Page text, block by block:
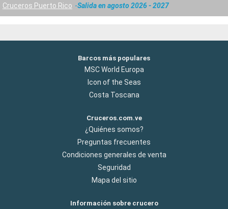
Cruceros Puerto Rico
Salida en agosto 2026 - 2027
Barcos más populares
MSC World Europa
Icon of the Seas
Costa Toscana
Cruceros.com.ve
¿Quiénes somos?
Preguntas frecuentes
Condiciones generales de venta
Seguridad
Mapa del sitio
Información sobre crucero